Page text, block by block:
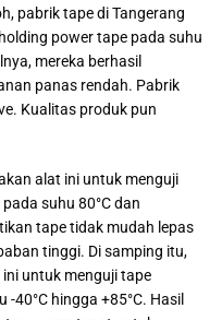
pabrik tape di Tangerang
power tape pada suhu
mereka berhasil
panas rendah. Pabrik
Kualitas produk pun
alat ini untuk menguji
suhu 80°C dan
tape tidak mudah lepas
tinggi. Di samping itu,
untuk menguji tape
40°C hingga +85°C. Hasil